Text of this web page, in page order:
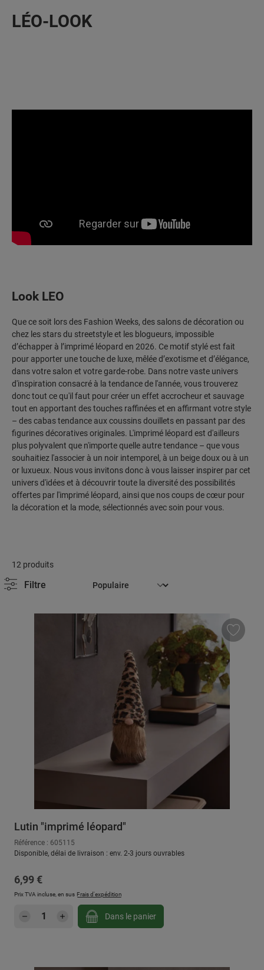
LÉO-LOOK
Look LEO
Que ce soit lors des Fashion Weeks, des salons de décoration ou
chez les stars du streetstyle et les blogueurs, impossible
d’échapper à l’imprimé léopard en 2026. Ce motif stylé est fait
pour apporter une touche de luxe, mêlée d’exotisme et d’élégance,
dans votre salon et votre garde-robe. Dans notre vaste univers
d'inspiration consacré à la tendance de l'année, vous trouverez
donc tout ce qu'il faut pour créer un effet accrocheur et sauvage
tout en apportant des touches raffinées et en affirmant votre style
– des cabas tendance aux coussins douillets en passant par des
figurines décoratives originales. L'imprimé léopard est d'ailleurs
plus polyvalent que n'importe quelle autre tendance – que vous
souhaitiez l'associer à un noir intemporel, à un beige doux ou à un
or luxueux. Nous vous invitons donc à vous laisser inspirer par cet
univers d'idées et à découvrir toute la diversité des possibilités
offertes par l'imprimé léopard, ainsi que nos coups de cœur pour
la décoration et la mode, sélectionnés avec soin pour vous.
12 produits
Filtre
Lutin "imprimé léopard"
Référence : 605115
Disponible, délai de livraison : env. 2-3 jours ouvrables
Prix régulier :
6,99 €
Prix TVA incluse, en sus Frais d'expédition
Quantité de produit : Entrez la quantité
Dans le panier